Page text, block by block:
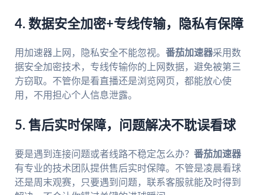
4. 数据安全加密+专线传输，隐私有保障
用加速器上网，隐私安全不能忽视。 番茄加速器采用数
据安全加密技术，专线传输你的上网数据，避免被第三
方窃取。不管你是看直播还是浏览网页，都能放心使
用，不用担心个人信息泄露。
5. 售后实时保障，问题解决不耽误看球
要是遇到连接问题或者线路不稳定怎么办？ 番茄加速器
有专业的技术团队提供售后实时保障。不管是凌晨看球
还是周末观赛，只要遇到问题，联系客服就能及时得到